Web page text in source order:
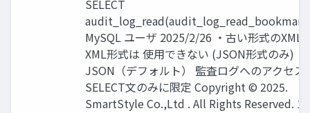
SELECT
MySQL ユーザ 2025/2/26 ・古い形式のXML
XML形式は 使用できない (JSON形式のみ) ・
JSON（デフォルト） 監査ログへのアクセス
SELECT文のみに限定 Copyright © 2025.
SmartStyle Co.,Ltd . All Rights Reserved. 17